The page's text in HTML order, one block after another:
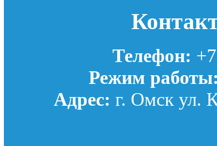
Телефон:
Режим
Адрес: г. Омск ул.